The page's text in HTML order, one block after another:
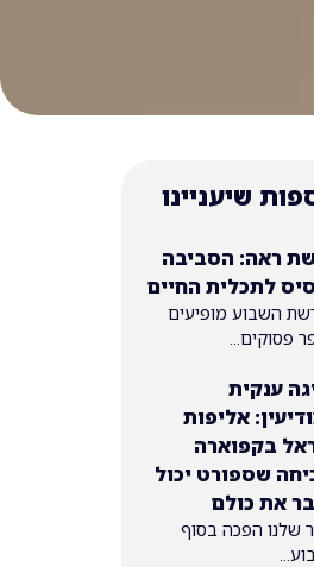
שיעניינו
ראה: הסביבה
לתכלית החיים
השבוע מופיעים
פסוקים...
ענקית
אליפות
בקפוארה
שספורט יכול
את כולם
שלנו הפכה בסוף